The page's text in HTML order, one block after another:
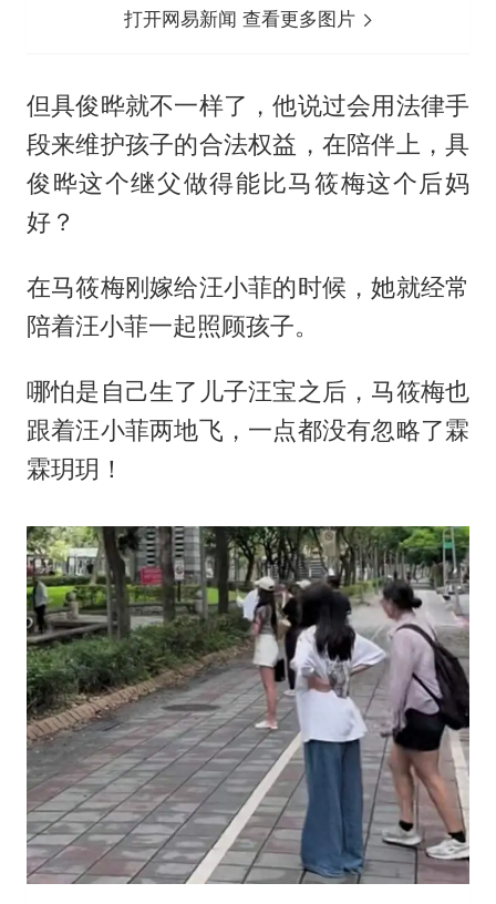
打开网易新闻 查看更多图片
但具俊晔就不一样了，他说过会用法律手
段来维护孩子的合法权益，在陪伴上，具
俊晔这个继父做得能比马筱梅这个后妈
好？
在马筱梅刚嫁给汪小菲的时候，她就经常
陪着汪小菲一起照顾孩子。
哪怕是自己生了儿子汪宝之后，马筱梅也
跟着汪小菲两地飞，一点都没有忽略了霖
霖玥玥！